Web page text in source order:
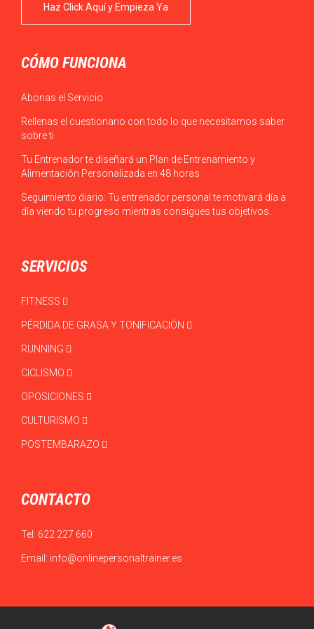
Haz Click Aquí y Empieza Ya
CÓMO FUNCIONA
Abonas el Servicio
Rellenas el cuestionario con todo lo que necesitamos saber
sobre ti
Tu Entrenador te diseñará un Plan de Entrenamiento y
Alimentación Personalizada en 48 horas
Seguimiento diario: Tu entrenador personal te motivará día a
día viendo tu progreso mientras consigues tus objetivos.
SERVICIOS
FITNESS
PÉRDIDA DE GRASA Y TONIFICACIÓN
RUNNING
CICLISMO
OPOSICIONES
CULTURISMO
POSTEMBARAZO
CONTACTO
Tel: 622 227 660
Email: info@onlinepersonaltrainer.es